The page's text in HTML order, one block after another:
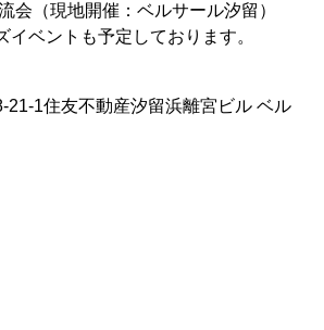
会（現地開催：ベルサール汐留）
ベントも予定しております。
21-1住友不動産汐留浜離宮ビル ベル